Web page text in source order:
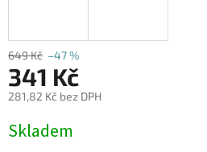
649 Kč –47 %
341 Kč
281,82 Kč bez DPH
cena:
Skladem